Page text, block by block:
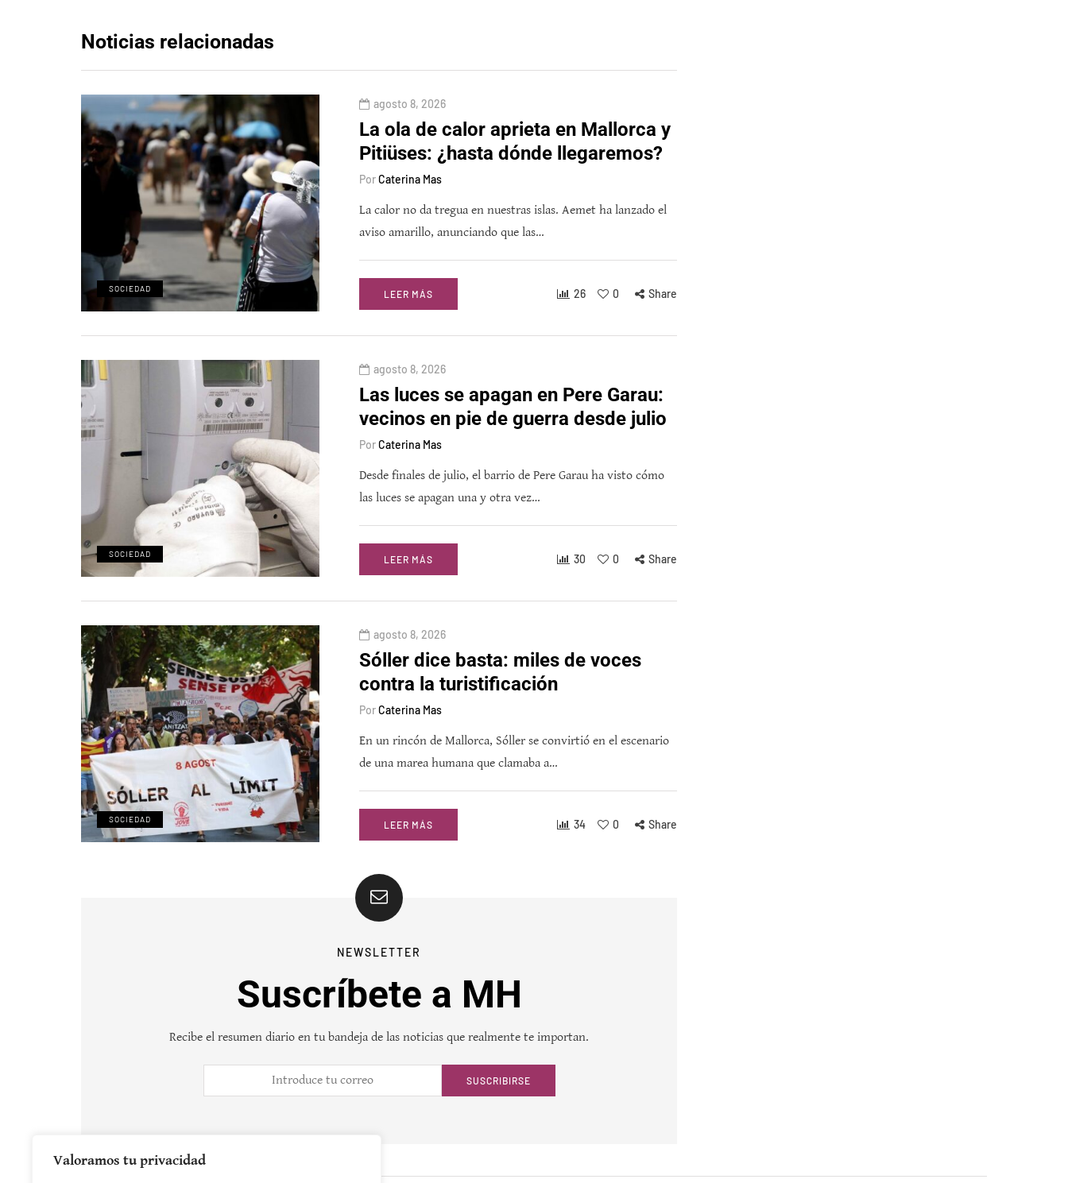
Valoramos tu privacidad
Noticias relacionadas
SOCIEDAD
agosto 8, 2026
La ola de calor aprieta en Mallorca y
Pitiüses: ¿hasta dónde llegaremos?
PorCaterina Mas
La calor no da tregua en nuestras islas. Aemet ha lanzado el
aviso amarillo, anunciando que las…
LEER MÁS 26 0 Share
SOCIEDAD
agosto 8, 2026
Las luces se apagan en Pere Garau:
vecinos en pie de guerra desde julio
PorCaterina Mas
Desde finales de julio, el barrio de Pere Garau ha visto cómo
las luces se apagan una y otra vez…
LEER MÁS 30 0 Share
SOCIEDAD
agosto 8, 2026
Sóller dice basta: miles de voces
contra la turistificación
PorCaterina Mas
En un rincón de Mallorca, Sóller se convirtió en el escenario
de una marea humana que clamaba a…
LEER MÁS 34 0 Share
NEWSLETTER
Suscríbete a MH
Recibe el resumen diario en tu bandeja de las noticias que realmente te importan.
SUSCRIBIRSE